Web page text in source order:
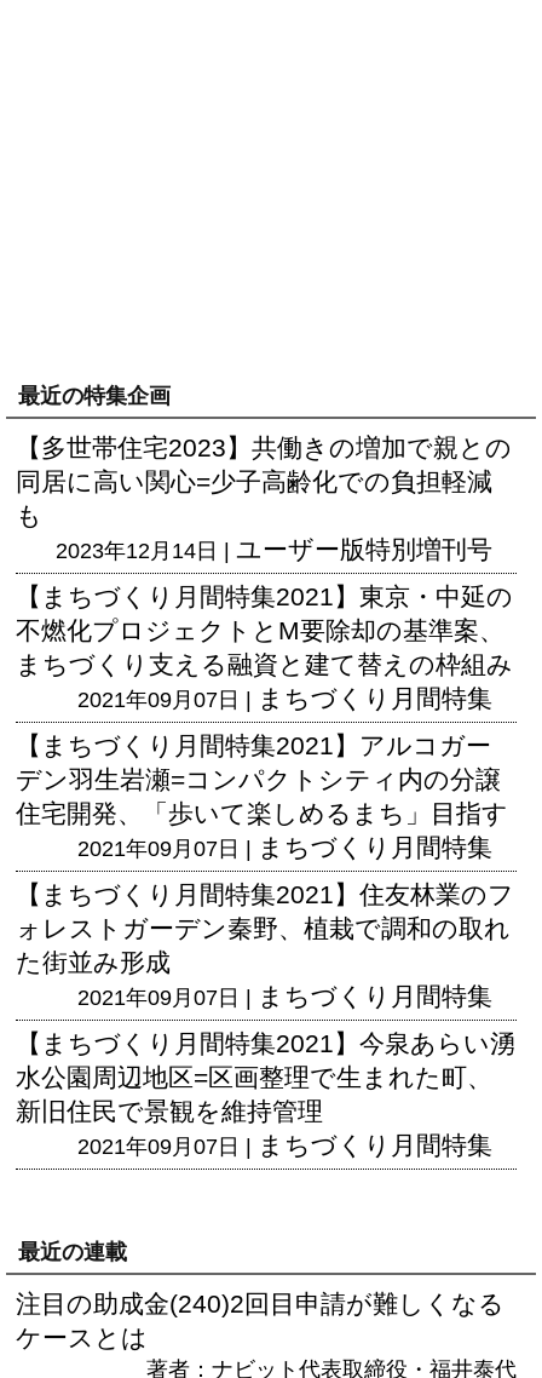
最近の特集企画
【多世帯住宅2023】共働きの増加で親との
同居に高い関心=少子高齢化での負担軽減
も
2023年12月14日 | ユーザー版特別増刊号
【まちづくり月間特集2021】東京・中延の
不燃化プロジェクトとM要除却の基準案、
まちづくり支える融資と建て替えの枠組み
2021年09月07日 | まちづくり月間特集
【まちづくり月間特集2021】アルコガー
デン羽生岩瀬=コンパクトシティ内の分譲
住宅開発、「歩いて楽しめるまち」目指す
2021年09月07日 | まちづくり月間特集
【まちづくり月間特集2021】住友林業のフ
ォレストガーデン秦野、植栽で調和の取れ
た街並み形成
2021年09月07日 | まちづくり月間特集
【まちづくり月間特集2021】今泉あらい湧
水公園周辺地区=区画整理で生まれた町、
新旧住民で景観を維持管理
2021年09月07日 | まちづくり月間特集
最近の連載
注目の助成金(240)2回目申請が難しくなる
ケースとは
著者：ナビット代表取締役・福井泰代